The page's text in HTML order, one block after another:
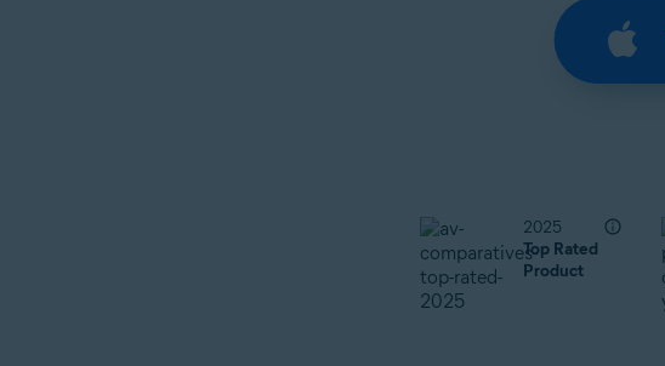
2025
Top Rated
Product